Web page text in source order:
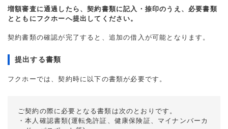
増額審査に通過したら、契約書類に記入・捺印のうえ、必要書類
とともにフクホーへ提出してください。
契約書類の確認が完了すると、追加の借入が可能となります。
提出する書類
フクホーでは、契約時に以下の書類が必要です。
ご契約の際に必要となる書類は次のとおりです。
・本人確認書類(運転免許証、健康保険証、マイナンバーカ